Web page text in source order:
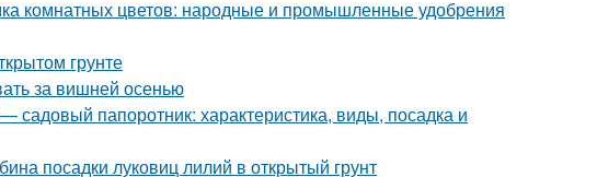
комнатных цветов: народные и промышленные удобрения
грунте
за вишней осенью
садовый папоротник: характеристика, виды, посадка и
посадки луковиц лилий в открытый грунт